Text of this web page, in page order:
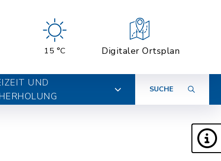
15 °C Digitaler Ortsplan
UND
SUCHE